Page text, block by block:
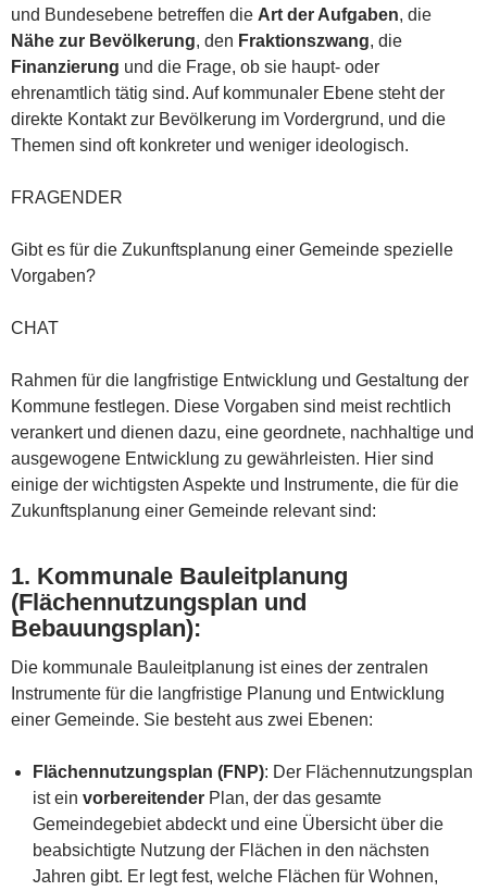
und Bundesebene betreffen die Art der Aufgaben, die
Nähe zur Bevölkerung, den Fraktionszwang, die
Finanzierung und die Frage, ob sie haupt- oder
ehrenamtlich tätig sind. Auf kommunaler Ebene steht der
direkte Kontakt zur Bevölkerung im Vordergrund, und die
Themen sind oft konkreter und weniger ideologisch.
FRAGENDER
Gibt es für die Zukunftsplanung einer Gemeinde spezielle
Vorgaben?
CHAT
Rahmen für die langfristige Entwicklung und Gestaltung der
Kommune festlegen. Diese Vorgaben sind meist rechtlich
verankert und dienen dazu, eine geordnete, nachhaltige und
ausgewogene Entwicklung zu gewährleisten. Hier sind
einige der wichtigsten Aspekte und Instrumente, die für die
Zukunftsplanung einer Gemeinde relevant sind:
1. Kommunale Bauleitplanung
(Flächennutzungsplan und
Bebauungsplan):
Die kommunale Bauleitplanung ist eines der zentralen
Instrumente für die langfristige Planung und Entwicklung
einer Gemeinde. Sie besteht aus zwei Ebenen:
Flächennutzungsplan (FNP): Der Flächennutzungsplan
ist ein vorbereitender Plan, der das gesamte
Gemeindegebiet abdeckt und eine Übersicht über die
beabsichtigte Nutzung der Flächen in den nächsten
Jahren gibt. Er legt fest, welche Flächen für Wohnen,